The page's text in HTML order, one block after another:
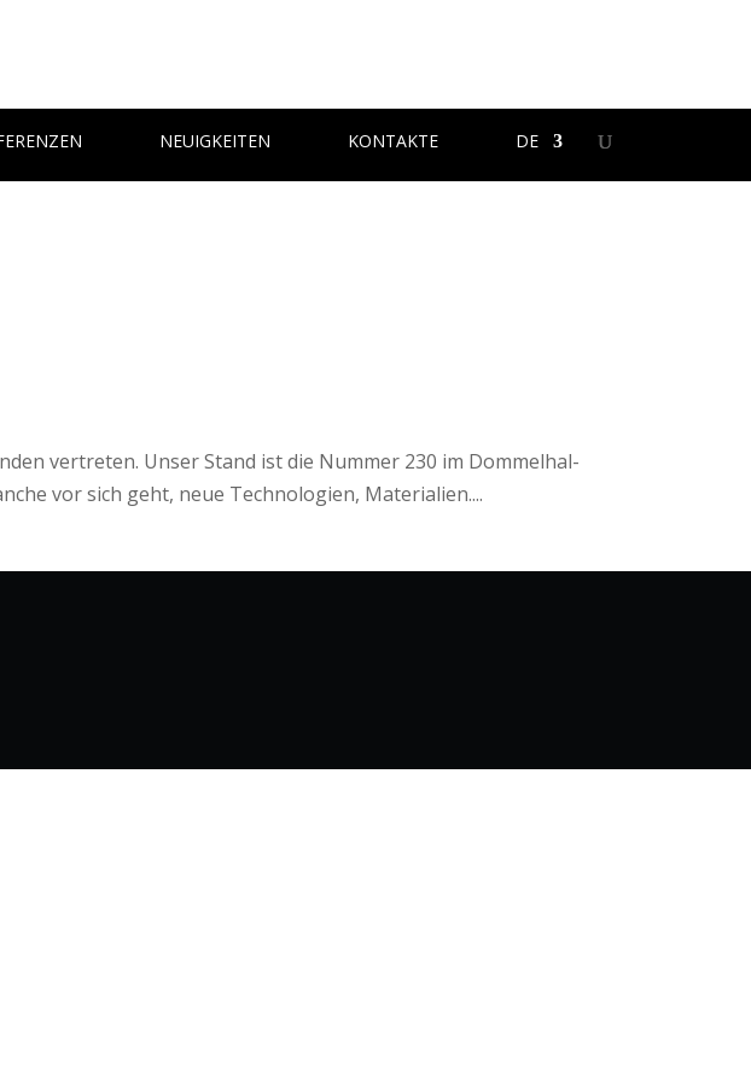
NEUIGKEITEN KONTAKTE DE
vertreten. Unser Stand ist die Nummer 230 im Dommelhal-
vor sich geht, neue Technologien, Materialien....